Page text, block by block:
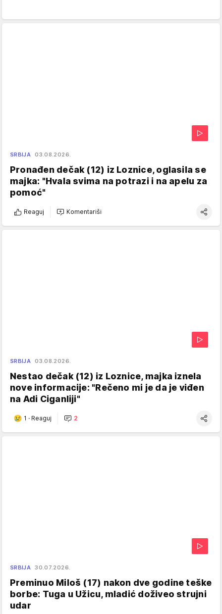
SRBIJA 03.08.2026.
Pronađen dečak (12) iz Loznice, oglasila se
majka: "Hvala svima na potrazi i na apelu za
pomoć"
Reaguj Komentariši
SRBIJA 03.08.2026.
Nestao dečak (12) iz Loznice, majka iznela
nove informacije: "Rečeno mi je da je viđen
na Adi Ciganliji"
1 · Reaguj 2
SRBIJA 30.07.2026.
Preminuo Miloš (17) nakon dve godine teške
borbe: Tuga u Užicu, mladić doživeo strujni
udar